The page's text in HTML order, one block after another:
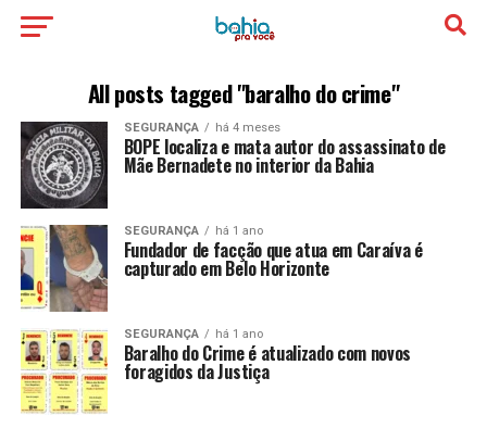
All posts tagged "baralho do crime"
SEGURANÇA há 4 meses
BOPE localiza e mata autor do assassinato de
Mãe Bernadete no interior da Bahia
SEGURANÇA há 1 ano
Fundador de facção que atua em Caraíva é
capturado em Belo Horizonte
SEGURANÇA há 1 ano
Baralho do Crime é atualizado com novos
foragidos da Justiça